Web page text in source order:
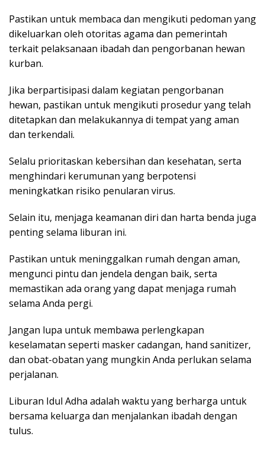
Pastikan untuk membaca dan mengikuti pedoman yang
dikeluarkan oleh otoritas agama dan pemerintah
terkait pelaksanaan ibadah dan pengorbanan hewan
kurban.
Jika berpartisipasi dalam kegiatan pengorbanan
hewan, pastikan untuk mengikuti prosedur yang telah
ditetapkan dan melakukannya di tempat yang aman
dan terkendali.
Selalu prioritaskan kebersihan dan kesehatan, serta
menghindari kerumunan yang berpotensi
meningkatkan risiko penularan virus.
Selain itu, menjaga keamanan diri dan harta benda juga
penting selama liburan ini.
Pastikan untuk meninggalkan rumah dengan aman,
mengunci pintu dan jendela dengan baik, serta
memastikan ada orang yang dapat menjaga rumah
selama Anda pergi.
Jangan lupa untuk membawa perlengkapan
keselamatan seperti masker cadangan, hand sanitizer,
dan obat-obatan yang mungkin Anda perlukan selama
perjalanan.
Liburan Idul Adha adalah waktu yang berharga untuk
bersama keluarga dan menjalankan ibadah dengan
tulus.